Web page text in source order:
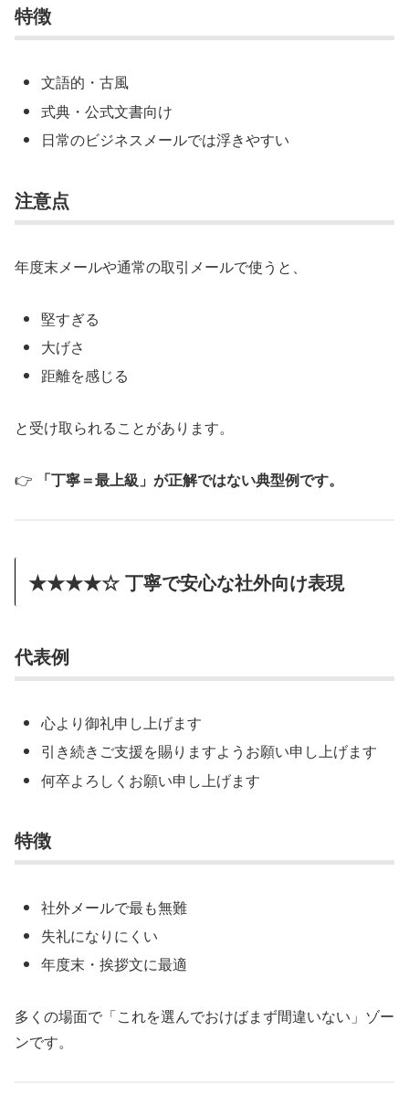
特徴
文語的・古風
式典・公式文書向け
日常のビジネスメールでは浮きやすい
注意点
年度末メールや通常の取引メールで使うと、
堅すぎる
大げさ
距離を感じる
と受け取られることがあります。
👉 「丁寧＝最上級」が正解ではない典型例です。
★★★★☆ 丁寧で安心な社外向け表現
代表例
心より御礼申し上げます
引き続きご支援を賜りますようお願い申し上げます
何卒よろしくお願い申し上げます
特徴
社外メールで最も無難
失礼になりにくい
年度末・挨拶文に最適
多くの場面で「これを選んでおけばまず間違いない」ゾー
ンです。